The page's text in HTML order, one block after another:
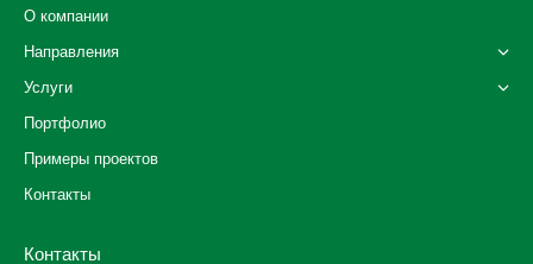
О компании
Направления
Услуги
Портфолио
Примеры проектов
Контакты
Контакты